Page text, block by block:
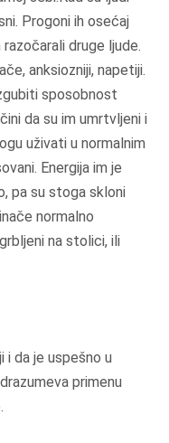
Progoni ih osećaj
druge ljude.
anksiozniji, napetiji.
sposobnost
da su im umrtvljeni i
uživati u normalnim
Energija im je
pa su stoga skloni
normalno
na stolici, ili
i da je uspešno u
primenu